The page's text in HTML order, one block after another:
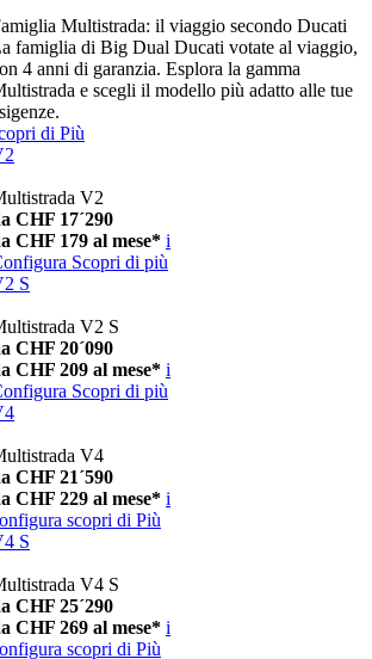
Multistrada: il viaggio secondo Ducati
famiglia di Big Dual Ducati votate al viaggio,
4 anni di garanzia. Esplora la gamma
e scegli il modello più adatto alle tue
di Più
V2
CHF 17´290
CHF 179 al mese* i
Scopri di più
S
V2 S
CHF 20´090
CHF 209 al mese* i
Scopri di più
V4
CHF 21´590
CHF 229 al mese* i
scopri di Più
S
V4 S
CHF 25´290
CHF 269 al mese* i
scopri di Più